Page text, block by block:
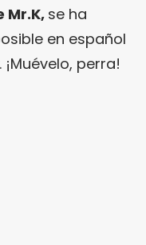
Mr.K, se ha
en español
. ¡Muévelo, perra!